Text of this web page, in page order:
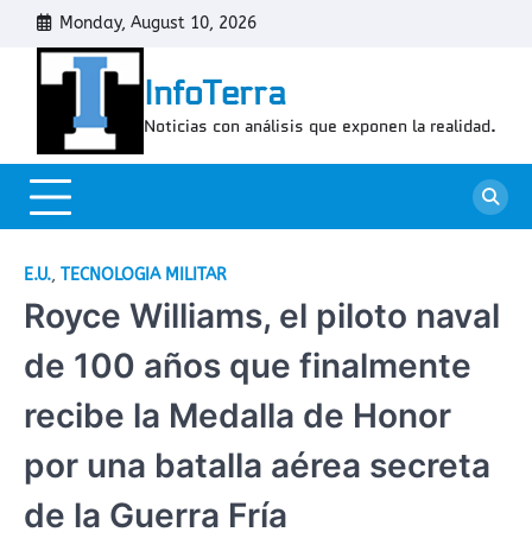
Skip
content
Monday, August 10, 2026
InfoTerra
Noticias con análisis que exponen la realidad.
E.U., TECNOLOGIA MILITAR
Royce Williams, el piloto naval
de 100 años que finalmente
recibe la Medalla de Honor
por una batalla aérea secreta
de la Guerra Fría